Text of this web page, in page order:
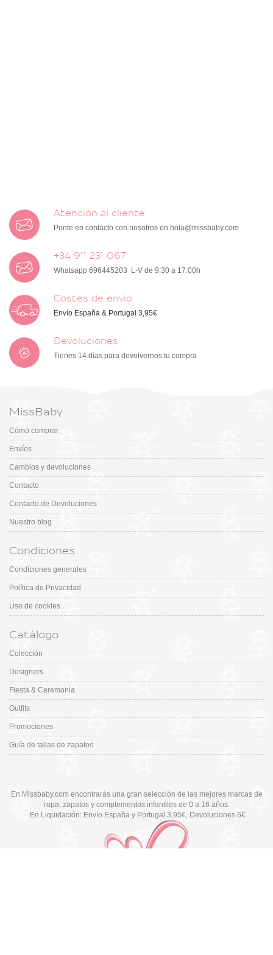
Atención al cliente
Ponte en contacto con nosotros en hola@missbaby.com
+34 911 231 067
Whatsapp 696445203 L-V de 9:30 a 17:00h
Costes de envío
Envío España & Portugal 3,95€
Devoluciones
Tienes 14 días para devolvernos tu compra
MissBaby
Cómo comprar
Envíos
Cambios y devoluciones
Contacto
Contacto de Devoluciones
Nuestro blog
Condiciones
Condiciones generales
Política de Privacidad
Uso de cookies
Catálogo
Colección
Designers
Fiesta & Ceremonia
Outfits
Promociones
Guía de tallas de zapatos
En Missbaby.com encontrarás una gran selección de las mejores marcas de
ropa, zapatos y complementos infantiles de 0 a 16 años.
En Liquidación: Envío España y Portugal 3,95€, Devoluciones 6€